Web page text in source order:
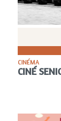
CINÉMA
CINÉ